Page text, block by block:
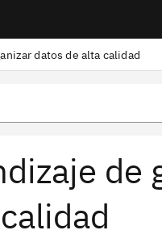
datos de alta calidad
de